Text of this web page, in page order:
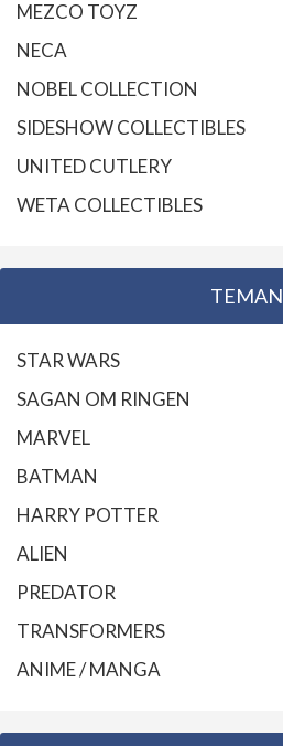
MEZCO TOYZ
NECA
NOBEL COLLECTION
SIDESHOW COLLECTIBLES
UNITED CUTLERY
WETA COLLECTIBLES
TEMAN
STAR WARS
SAGAN OM RINGEN
MARVEL
BATMAN
HARRY POTTER
ALIEN
PREDATOR
TRANSFORMERS
ANIME / MANGA